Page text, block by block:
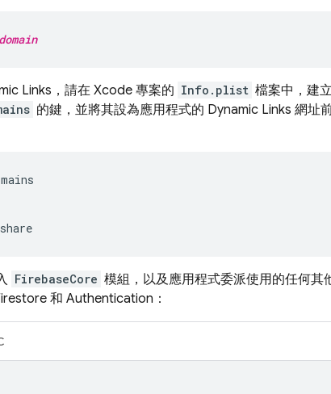
Links ，請在 Xcode 專案的 Info.plist 檔案中，建
的鍵，並將其設為應用程式的 Dynamic Links 網址
FirebaseCore 模組，以及應用程式委派使用的任何其
和 Authentication ：